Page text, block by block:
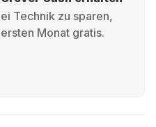
Technik zu sparen,
Monat gratis.